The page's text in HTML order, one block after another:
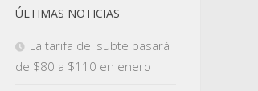
ÚLTIMAS NOTICIAS
La tarifa del subte pasará
de $80 a $110 en enero